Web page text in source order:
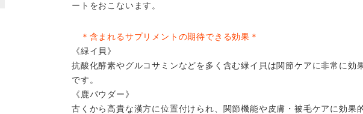
ートをおこないます。
＊含まれるサプリメントの期待できる効果＊
《緑イ貝》
抗酸化酵素やグルコサミンなどを多く含む緑イ貝は関節ケアに非常に効
です。
《鹿パウダー》
古くから高貴な漢方に位置付けられ、関節機能や皮膚・被毛ケアに効果